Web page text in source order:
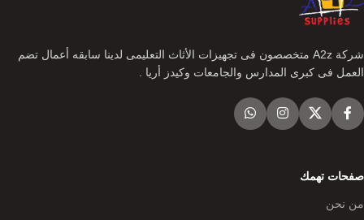
شركة A2z متخصصون فى تجهيزات الأثاث التعليمى لدينا سابقه أعمال تضم
العمل فى كبرى المدارس والجامعات وكيدز أريا .
صفحات تهمك
من نحن